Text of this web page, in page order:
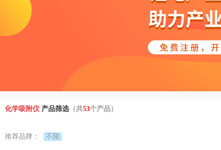
化学吸附仪 产品筛选（共53个产品）
推荐品牌： 不限